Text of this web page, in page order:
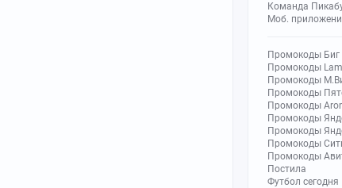
Команда
Моб.
Промокоды Биг
Промокоды
Промокоды
Промокоды
Промокоды
Промокоды
Промокоды
Промокоды
Промокоды
Постила
Футбол сегодня